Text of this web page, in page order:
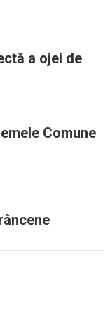
a ojei de
Comune